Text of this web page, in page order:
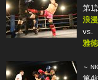
第1
浪
vs.
雅徳
～